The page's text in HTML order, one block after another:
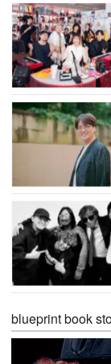
blueprint book